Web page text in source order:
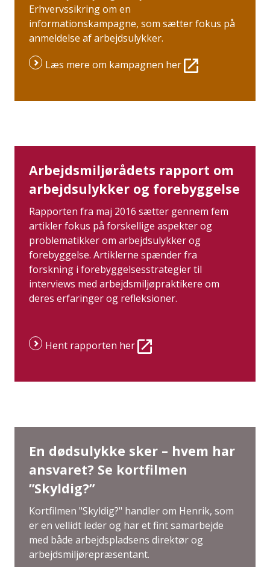
Erhvervssikring om en
informationskampagne, som sætter fokus på
anmeldelse af arbejdsulykker.
Læs mere om kampagnen her
Arbejdsmiljørådets rapport om
arbejdsulykker og forebyggelse
Rapporten fra maj 2016 sætter gennem fem
artikler fokus på forskellige aspekter og
problematikker om arbejdsulykker og
forebyggelse. Artiklerne spænder fra
forskning i forebyggelsesstrategier til
interviews med arbejdsmiljøpraktikere om
deres erfaringer og refleksioner.
Hent rapporten her
En dødsulykke sker – hvem har
ansvaret? Se kortfilmen
”Skyldig?”
Kortfilmen "Skyldig?" handler om Henrik, som
er en vellidt leder og har et fint samarbejde
med både arbejdspladsens direktør og
arbejdsmiljørepræsentant.